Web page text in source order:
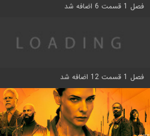
فصل 1 قسمت 6 اضافه شد
فصل 1 قسمت 12 اضافه شد